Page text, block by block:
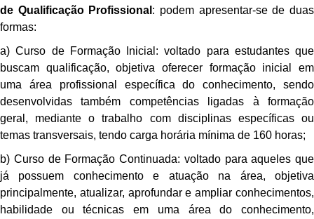
de Qualificação Profissional : podem apresentar-se de duas
formas:
a) Curso de Formação Inicial: voltado para estudantes que
buscam qualificação, objetiva oferecer formação inicial em
uma área profissional específica do conhecimento, sendo
desenvolvidas também competências ligadas à formação
geral, mediante o trabalho com disciplinas específicas ou
temas transversais, tendo carga horária mínima de 160 horas;
b) Curso de Formação Continuada: voltado para aqueles que
já possuem conhecimento e atuação na área, objetiva
principalmente, atualizar, aprofundar e ampliar conhecimentos,
habilidade ou técnicas em uma área do conhecimento,